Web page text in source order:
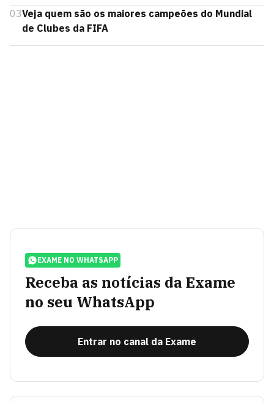
03Veja quem são os maiores campeões do Mundial
de Clubes da FIFA
EXAME NO WHATSAPP
Receba as notícias da Exame
no seu WhatsApp
Entrar no canal da Exame